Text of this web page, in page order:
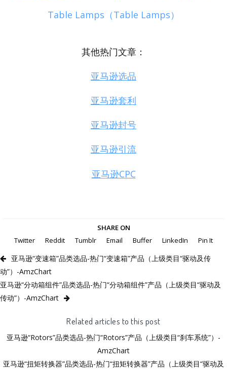
Table Lamps（Table Lamps）
其他热门文章：
亚马逊选品
亚马逊套利
亚马逊封号
亚马逊引流
亚马逊CPC
SHARE ON
Twitter
Reddit Tumblr Email Buffer LinkedIn Pin It
亚马逊“变速箱”品类选品-热门“变速箱”产品（上级类目“驱动及传
动”）-AmzChart
亚马逊“分动箱组件”品类选品-热门“分动箱组件”产品（上级类目“驱动及
传动”）-AmzChart
Related articles to this post
亚马逊“Rotors”品类选品-热门“Rotors”产品（上级类目“刹车系统”）-
AmzChart
亚马逊“扭矩转换器”品类选品-热门“扭矩转换器”产品（上级类目“驱动及